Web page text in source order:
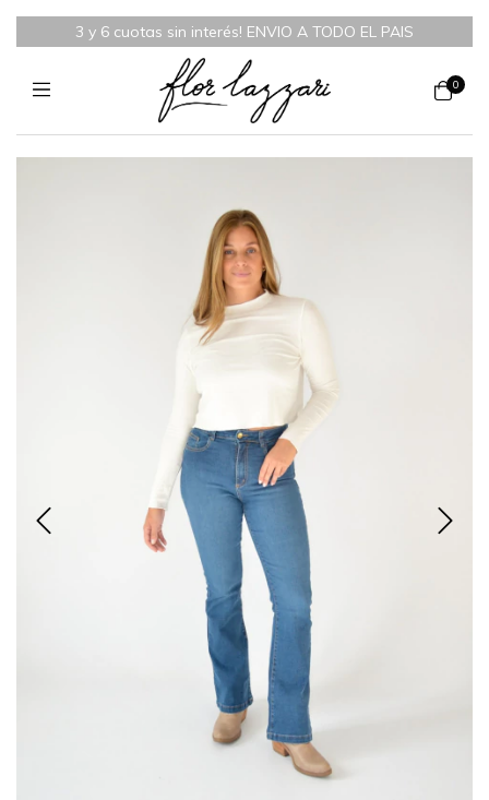
3 y 6 cuotas sin interés! ENVIO A TODO EL PAIS
0